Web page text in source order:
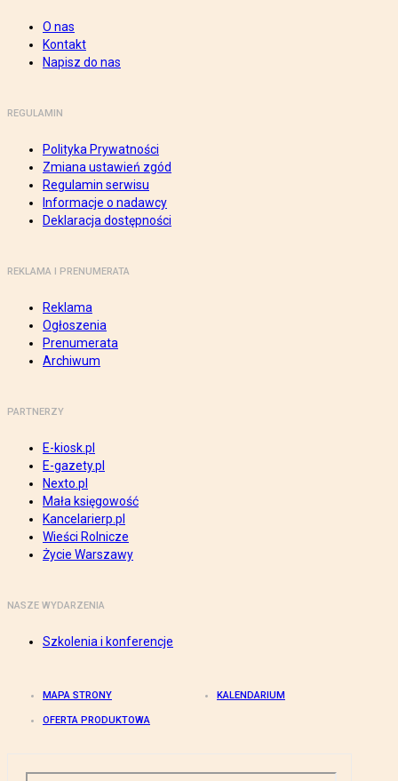
O nas
Kontakt
Napisz do nas
REGULAMIN
Polityka Prywatności
Zmiana ustawień zgód
Regulamin serwisu
Informacje o nadawcy
Deklaracja dostępności
REKLAMA I PRENUMERATA
Reklama
Ogłoszenia
Prenumerata
Archiwum
PARTNERZY
E-kiosk.pl
E-gazety.pl
Nexto.pl
Mała księgowość
Kancelarierp.pl
Wieści Rolnicze
Życie Warszawy
NASZE WYDARZENIA
Szkolenia i konferencje
MAPA STRONY KALENDARIUM
OFERTA PRODUKTOWA